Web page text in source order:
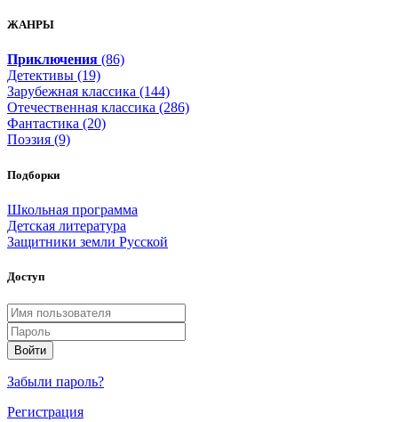
ЖАНРЫ
Приключения (86)
Детективы (19)
Зарубежная классика (144)
Отечественная классика (286)
Фантастика (20)
Поэзия (9)
Подборки
Школьная программа
Детская литература
Защитники земли Русской
Доступ
Войти
Забыли пароль?
Регистрация